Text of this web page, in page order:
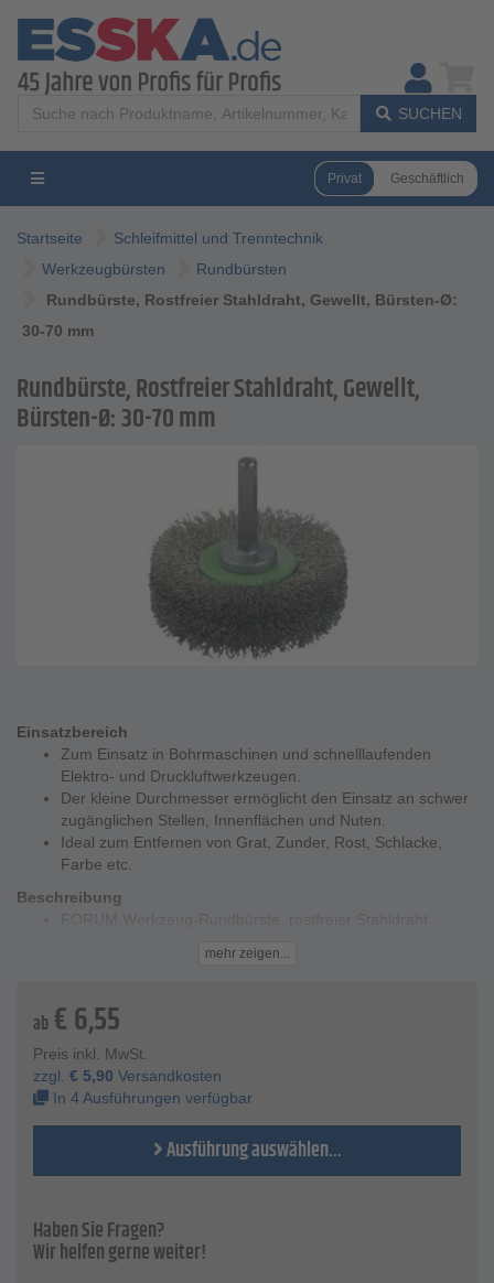
SUCHEN
Privat Geschäftlich
Startseite
Schleifmittel und Trenntechnik
Werkzeugbürsten
Rundbürsten
Rundbürste, Rostfreier Stahldraht, Gewellt, Bürsten-Ø:
30-70 mm
Rundbürste, Rostfreier Stahldraht, Gewellt,
Bürsten-Ø: 30-70 mm
Einsatzbereich
Zum Einsatz in Bohrmaschinen und schnelllaufenden
Elektro- und Druckluftwerkzeugen.
Der kleine Durchmesser ermöglicht den Einsatz an schwer
zugänglichen Stellen, Innenflächen und Nuten.
Ideal zum Entfernen von Grat, Zunder, Rost, Schlacke,
Farbe etc.
Beschreibung
Nach DIN 1083 Teil 1 und 2.
Mit 6-mm-Aufnahmeschaft.
mehr zeigen...
ab €6,55
Preis inkl. MwSt.
zzgl. € 5,90 Versandkosten
In 4 Ausführungen verfügbar
Ausführung auswählen...
Haben Sie Fragen?
Wir helfen gerne weiter!